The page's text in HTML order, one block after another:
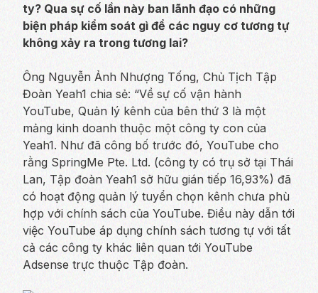
ty? Qua sự cố lần này ban lãnh đạo có những
biện pháp kiểm soát gì để các nguy cơ tương tự
không xảy ra trong tương lai?
Ông Nguyễn Ảnh Nhượng Tống, Chủ Tịch Tập
Đoàn Yeah1 chia sẻ: “Về sự cố vận hành
YouTube, Quản lý kênh của bên thứ 3 là một
mảng kinh doanh thuộc một công ty con của
Yeah1. Như đã công bố trước đó, YouTube cho
rằng SpringMe Pte. Ltd. (công ty có trụ sở tại Thái
Lan, Tập đoàn Yeah1 sở hữu gián tiếp 16,93%) đã
có hoạt động quản lý tuyển chọn kênh chưa phù
hợp với chính sách của YouTube. Điều này dẫn tới
việc YouTube áp dụng chính sách tương tự với tất
cả các công ty khác liên quan tới YouTube
Adsense trực thuộc Tập đoàn.